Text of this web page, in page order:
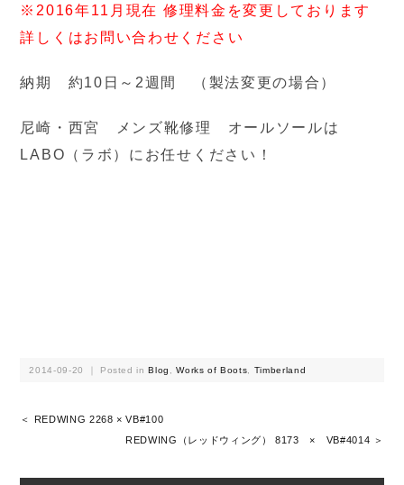
※2016年11月現在 修理料金を変更しております
詳しくはお問い合わせください
納期 約10日～2週間 （製法変更の場合）
尼崎・西宮 メンズ靴修理 オールソールは
LABO（ラボ）にお任せください！
2014-09-20 ｜ Posted inBlog ,Works of Boots, Timberland
＜ REDWING 2268 × VB#100
REDWING（レッドウィング） 8173 × VB#4014 ＞